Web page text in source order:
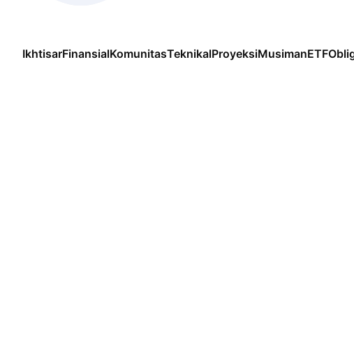
IkhtisarFinansialKomunitasTeknikalProyeksiMusimanETF